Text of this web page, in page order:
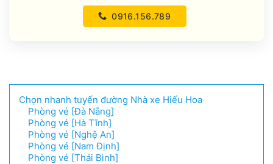
0916.156.789
Chọn nhanh tuyến đường Nhà xe Hiếu Hoa
Phòng vé [Đà Nẵng]
Phòng vé [Hà Tĩnh]
Phòng vé [Nghệ An]
Phòng vé [Nam Định]
Phòng vé [Thái Bình]